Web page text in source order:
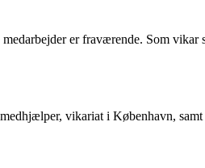
er fraværende. Som
vikariat i København,